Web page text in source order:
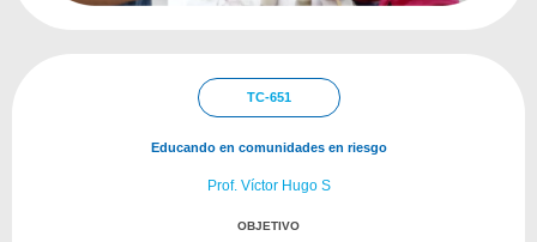
TC-651
Educando en comunidades en riesgo
Prof. Víctor Hugo S
OBJETIVO